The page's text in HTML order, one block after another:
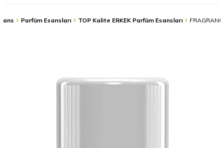
Parfüm Esansları TOP Kalite ERKEK Parfüm Esansları